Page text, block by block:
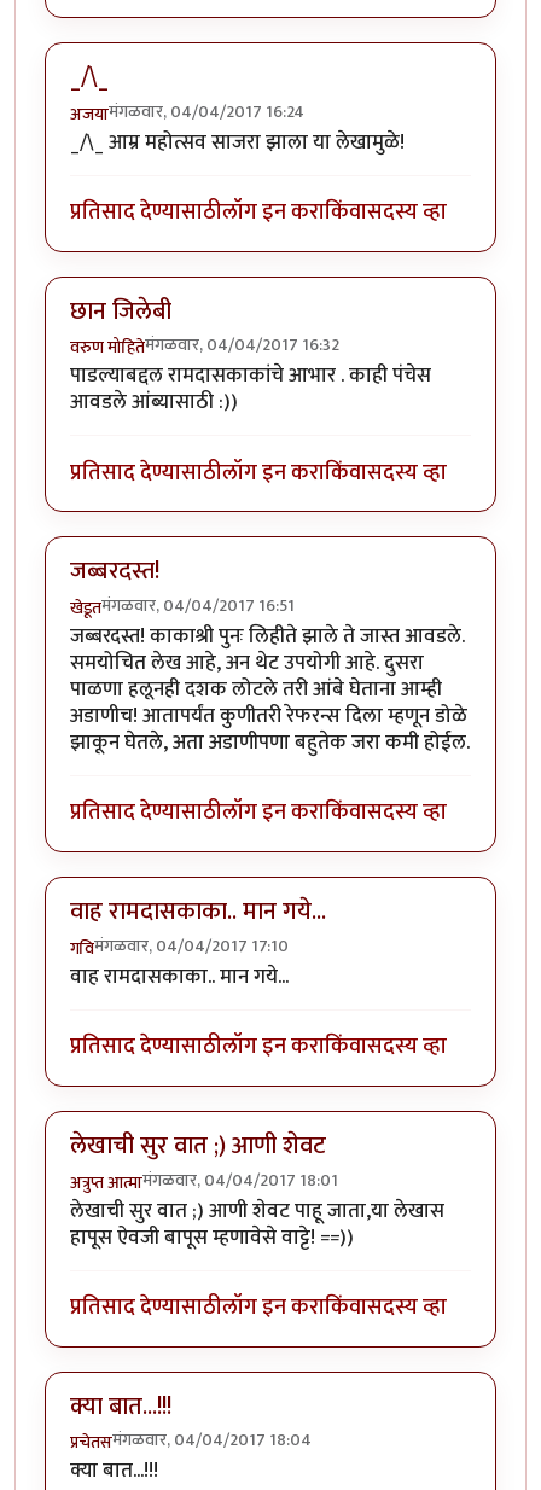
_/\_
अजयामंगळवार, 04/04/2017 16:24
_/\_ आम्र महोत्सव साजरा झाला या लेखामुळे!
प्रतिसाद देण्यासाठीलॉग इन कराकिंवासदस्य व्हा
छान जिलेबी
वरुण मोहितेमंगळवार, 04/04/2017 16:32
पाडल्याबद्दल रामदासकाकांचे आभार . काही पंचेस
आवडले आंब्यासाठी :))
प्रतिसाद देण्यासाठीलॉग इन कराकिंवासदस्य व्हा
जब्बरदस्त!
खेडूतमंगळवार, 04/04/2017 16:51
जब्बरदस्त! काकाश्री पुनः लिहीते झाले ते जास्त आवडले.
समयोचित लेख आहे, अन थेट उपयोगी आहे. दुसरा
पाळणा हलूनही दशक लोटले तरी आंबे घेताना आम्ही
अडाणीच! आतापर्यंत कुणीतरी रेफरन्स दिला म्हणून डोळे
झाकून घेतले, अता अडाणीपणा बहुतेक जरा कमी होईल.
प्रतिसाद देण्यासाठीलॉग इन कराकिंवासदस्य व्हा
वाह रामदासकाका.. मान गये...
गविमंगळवार, 04/04/2017 17:10
वाह रामदासकाका.. मान गये...
प्रतिसाद देण्यासाठीलॉग इन कराकिंवासदस्य व्हा
लेखाची सुर वात ;) आणी शेवट
अत्रुप्त आत्मामंगळवार, 04/04/2017 18:01
लेखाची सुर वात ;) आणी शेवट पाहू जाता,या लेखास
हापूस ऐवजी बापूस म्हणावेसे वाट्टे! ==))
प्रतिसाद देण्यासाठीलॉग इन कराकिंवासदस्य व्हा
क्या बात...!!!
प्रचेतसमंगळवार, 04/04/2017 18:04
क्या बात...!!!